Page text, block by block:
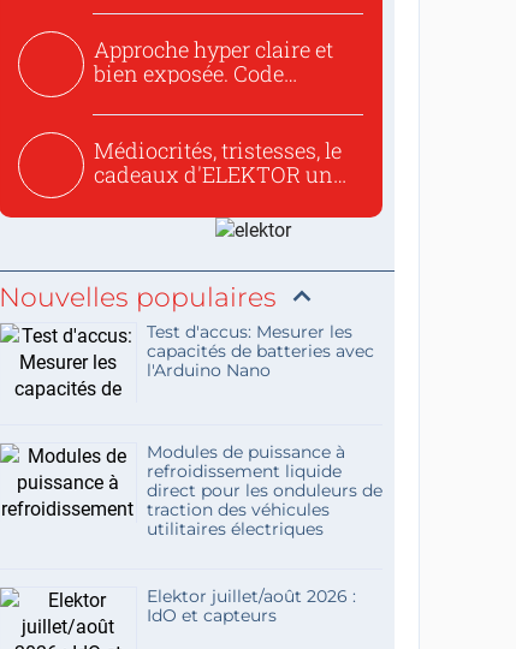
Approche hyper claire et
bien exposée. Code
Médiocrités, tristesses, le
cadeaux d'ELEKTOR un
Nouvelles populaires
Test d'accus: Mesurer les
capacités de batteries avec
l'Arduino Nano
Modules de puissance à
refroidissement liquide
direct pour les onduleurs de
traction des véhicules
utilitaires électriques
Elektor juillet/août 2026 :
IdO et capteurs